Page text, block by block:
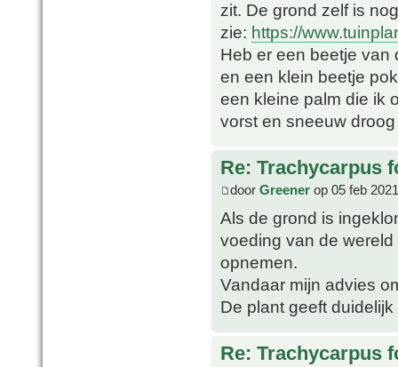
zit. De grond zelf is
zie: https://
Heb er een beetje van
en een klein beetje
een kleine palm die ik
vorst en sneeuw
Re: Trachycarpus
door Greener op 05 feb
Als de grond is
voeding van de
opnemen.
Vandaar mijn advies
De plant geeft
Re: Trachycarpus